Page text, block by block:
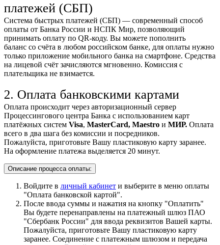
платежей (СБП)
Система быстрых платежей (СБП) — современный способ
оплаты от Банка России и НСПК Мир, позволяющий
принимать оплату по QR-коду. Вы можете пополнить
баланс со счёта в любом российском банке, для оплаты нужно
только приложение мобильного банка на смартфоне. Средства
на лицевой счёт зачисляются мгновенно. Комиссия с
плательщика не взимается.
2. Оплата банковскими картами
Оплата происходит через авторизационный сервер
Процессингового центра Банка с использованием карт
платёжных систем Visa, MasterCard, Maestro и МИР. Оплата
всего в два шага без комиссии и посредников.
Пожалуйста, приготовьте Вашу пластиковую карту заранее.
На оформление платежа выделяется 20 минут.
Описание процесса оплаты:
Войдите в личный кабинет и выберите в меню оплаты
"Оплата банковской картой".
После ввода суммы и нажатия на кнопку "Оплатить"
Вы будете перенаправлены на платежный шлюз ПАО
"Сбербанк России" для ввода реквизитов Вашей карты.
Пожалуйста, приготовьте Вашу пластиковую карту
заранее. Соединение с платежным шлюзом и передача